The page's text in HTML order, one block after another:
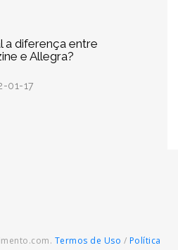
a diferença entre
e Allegra?
01-17
Termos de Uso / Política